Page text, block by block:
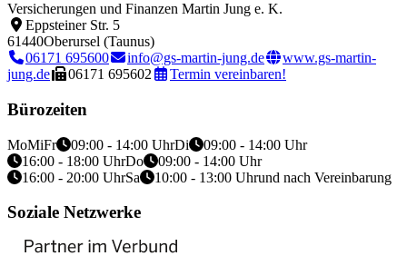
Versicherungen und Finanzen Martin Jung e. K.
Eppsteiner Str. 5
61440Oberursel (Taunus)
06171 695600
info@gs-martin-jung.de
www.gs-martin-
jung.de
06171 695602 Termin vereinbaren!
Bürozeiten
MoMiFr 09:00 - 14:00 UhrDi
09:00 - 14:00 Uhr
16:00 - 18:00 UhrDo
09:00 - 14:00 Uhr
16:00 - 20:00 UhrSa 10:00 - 13:00 Uhrund nach Vereinbarung
Soziale Netzwerke